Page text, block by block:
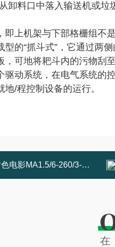
卸料口中落入输送机或垃
上机架与下部格栅组不是
的“抓斗式”，它通过两
可地将耙斗内的污物刮至
动系统，在电气系统的控
/程控制设备的运行。
影MA1.5/6-260/3-980